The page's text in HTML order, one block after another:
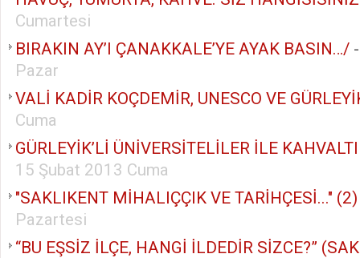
Cumartesi
BIRAKIN AY’I ÇANAKKALE’YE AYAK BASIN…/
Pazar
VALİ KADİR KOÇDEMİR, UNESCO VE
Cuma
GÜRLEYİK’Lİ ÜNİVERSİTELİLER İLE
15 Şubat 2013 Cuma
"SAKLIKENT MİHALIÇÇIK VE TARİHÇESİ..." (2)
Pazartesi
“BU EŞSİZ İLÇE, HANGİ İLDEDİR SİZCE?”